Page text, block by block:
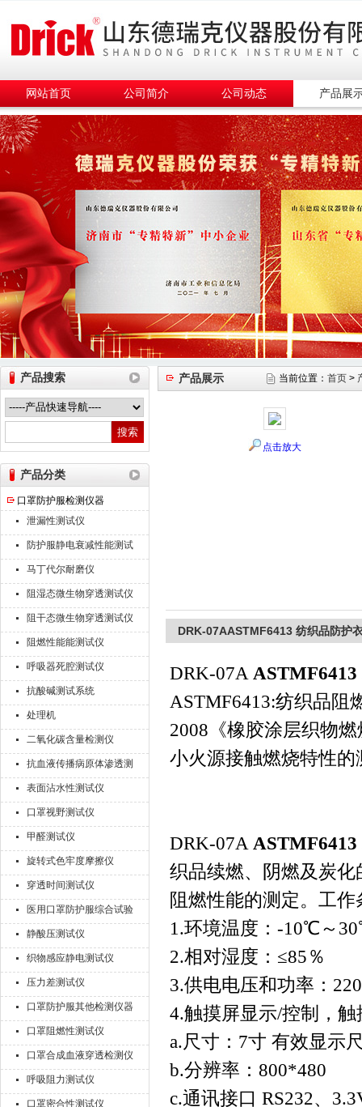
山东德瑞克仪器股份有限公司
网站首页 公司简介 公司动态 产品展
产品搜索
产品分类
口罩防护服检测仪器
泄漏性测试仪
防护服静电衰减性能测试
仪
马丁代尔耐磨仪
阻湿态微生物穿透测试仪
阻干态微生物穿透测试仪
阻燃性能能测试仪
呼吸器死腔测试仪
抗酸碱测试系统
处理机
二氧化碳含量检测仪
抗血液传播病原体渗透测
试仪
表面沾水性测试仪
口罩视野测试仪
甲醛测试仪
旋转式色牢度摩擦仪
穿透时间测试仪
医用口罩防护服综合试验
机
静酸压测试仪
织物感应静电测试仪
压力差测试仪
口罩防护服其他检测仪器
口罩阻燃性测试仪
口罩合成血液穿透检测仪
呼吸阻力测试仪
口罩密合性测试仪
产品展示 当前位置： 首页 >
点击放大
DRK-07AASTMF6413 纺织品防护
DRK-07A
ASTMF6413:纺织品阻
2008《橡胶涂层织物
小火源接触燃烧特性
DRK-07A
织品续燃、阴燃及炭
阻燃性能的测定。工
1.环境温度：-10℃～
2.相对湿度：≤85％
3.供电电压和功率：
4.触摸屏显示/控制，
a.尺寸：7寸 有效显示
b.分辨率：800*480
c.通讯接口 RS232、